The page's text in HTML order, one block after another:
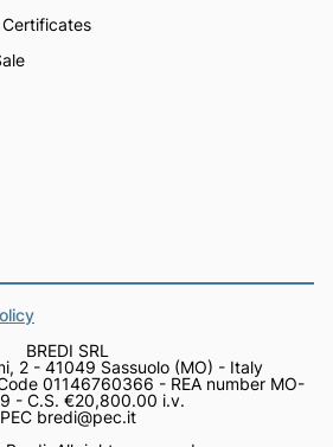
BREDI SRL
2 - 41049 Sassuolo (MO) - Italy
01146760366 - REA number MO-
- C.S. €20,800.00 i.v.
PEC bredi@pec.it